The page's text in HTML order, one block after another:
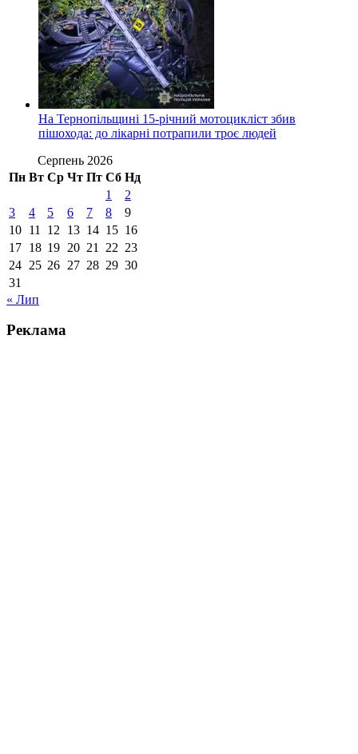
На Тернопільщині 15-річний мотоцикліст збив
пішохода: до лікарні потрапили троє людей
Серпень 2026
Пн Вт Ср Чт Пт Сб Нд
1
2
3
4 5 6 7 8
9
10 11 12 13 14 15 16
17 18 19 20 21 22 23
24 25 26 27 28 29 30
31
« Лип
Реклама